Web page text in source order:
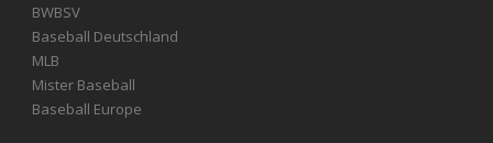
BWBSV
Baseball Deutschland
MLB
Mister Baseball
Baseball Europe